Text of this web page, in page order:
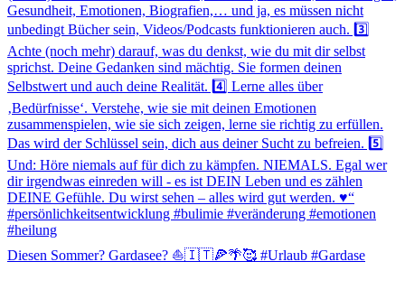
Diesen Sommer? Gardasee? ⛵️🇮🇹🍕🌴🥰 #Urlaub #Gardase